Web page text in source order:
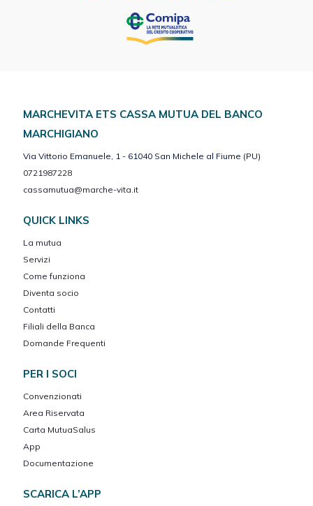
MARCHEVITA ETS CASSA MUTUA DEL BANCO
MARCHIGIANO
Via Vittorio Emanuele, 1 - 61040 San Michele al Fiume (PU)
0721987228
cassamutua@marche-vita.it
QUICK LINKS
La mutua
Servizi
Come funziona
Diventa socio
Contatti
Filiali della Banca
Domande Frequenti
PER I SOCI
Convenzionati
Area Riservata
Carta MutuaSalus
App
Documentazione
SCARICA L’APP